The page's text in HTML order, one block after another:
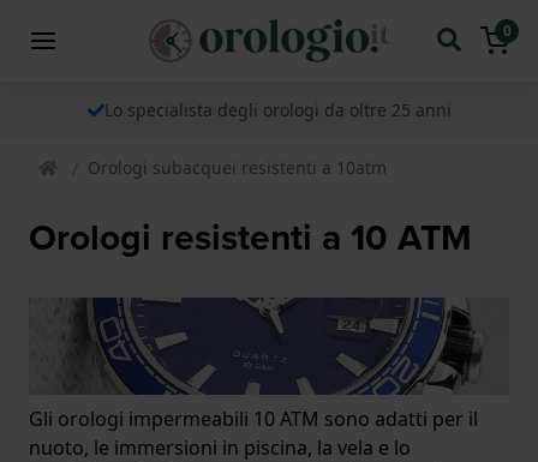
0
Lo specialista degli orologi da oltre 25 anni
Orologi subacquei resistenti a 10atm
Orologi resistenti a 10 ATM
Gli orologi impermeabili 10 ATM sono adatti per il
nuoto, le immersioni in piscina, la vela e lo